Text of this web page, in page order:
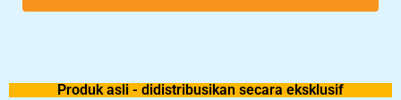
Produk asli - didistribusikan secara eksklusif